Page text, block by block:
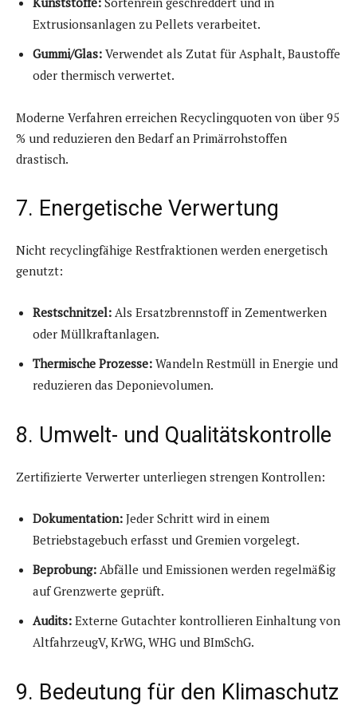
Extrusionsanlagen zu Pellets verarbeitet.
Gummi/Glas: Verwendet als Zutat für Asphalt, Baustoffe
oder thermisch verwertet.
Moderne Verfahren erreichen Recyclingquoten von über 95
% und reduzieren den Bedarf an Primärrohstoffen
drastisch.
7. Energetische Verwertung
Nicht recyclingfähige Restfraktionen werden energetisch
genutzt:
Restschnitzel: Als Ersatzbrennstoff in Zementwerken
oder Müllkraftanlagen.
Thermische Prozesse: Wandeln Restmüll in Energie und
reduzieren das Deponievolumen.
8. Umwelt- und Qualitätskontrolle
Zertifizierte Verwerter unterliegen strengen Kontrollen:
Dokumentation: Jeder Schritt wird in einem
Betriebstagebuch erfasst und Gremien vorgelegt.
Beprobung: Abfälle und Emissionen werden regelmäßig
auf Grenzwerte geprüft.
Audits: Externe Gutachter kontrollieren Einhaltung von
AltfahrzeugV, KrWG, WHG und BImSchG.
9. Bedeutung für den Klimaschutz